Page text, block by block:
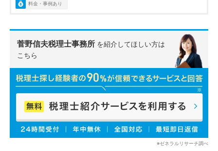
料金・事例あり
菅野信夫税理士事務所 を紹介してほしい方は
こちら
※ゼネラルリサーチ調べ